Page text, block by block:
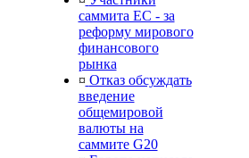
саммита ЕС - за
реформу мирового
финансового
рынка
¤ Отказ обсуждать
введение
общемировой
валюты на
саммите G20